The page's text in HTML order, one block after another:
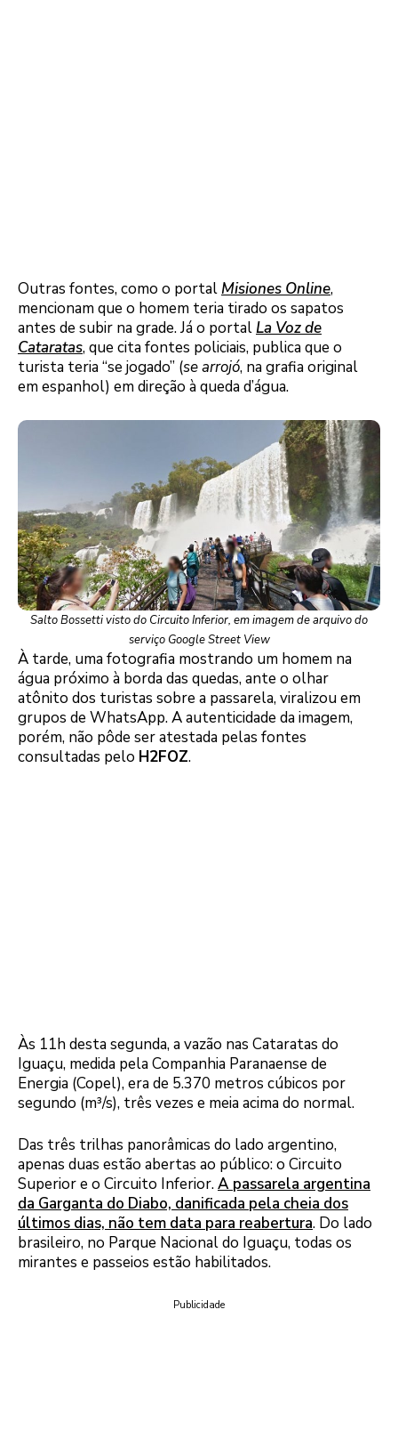
Outras fontes, como o portalMisiones Online,
mencionam que o homem teria tirado os sapatos
antes de subir na grade. Já o portalLa Voz de
Cataratas, que cita fontes policiais, publica que o
turista teria “se jogado” (se arrojó, na grafia original
em espanhol) em direção à queda d’água.
Salto Bossetti visto do Circuito Inferior, em imagem de arquivo do
serviço Google Street View
À tarde, uma fotografia mostrando um homem na
água próximo à borda das quedas, ante o olhar
atônito dos turistas sobre a passarela, viralizou em
grupos de WhatsApp. A autenticidade da imagem,
porém, não pôde ser atestada pelas fontes
consultadas pelo H2FOZ.
Às 11h desta segunda, a vazão nas Cataratas do
Iguaçu, medida pela Companhia Paranaense de
Energia (Copel), era de 5.370 metros cúbicos por
segundo (m³/s), três vezes e meia acima do normal.
Das três trilhas panorâmicas do lado argentino,
apenas duas estão abertas ao público: o Circuito
Superior e o Circuito Inferior.A passarela argentina
da Garganta do Diabo, danificada pela cheia dos
últimos dias, não tem data para reabertura. Do lado
brasileiro, no Parque Nacional do Iguaçu, todas os
mirantes e passeios estão habilitados.
Publicidade